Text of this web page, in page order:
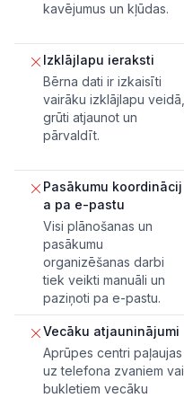
kavējumus un kļūdas.
Izklājlapu ieraksti
Bērna dati ir izkaisīti
vairāku izklājlapu veidā,
grūti atjaunot un
pārvaldīt.
Pasākumu koordinācij
a pa e-pastu
Visi plānošanas un
pasākumu
organizēšanas darbi
tiek veikti manuāli un
paziņoti pa e-pastu.
Vecāku atjauninājumi
Aprūpes centri paļaujas
uz telefona zvaniem vai
bukletiem vecāku